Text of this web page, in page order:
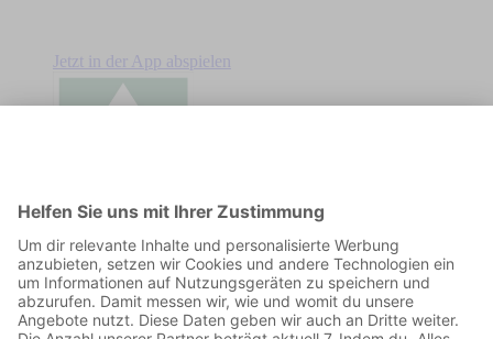
Jetzt in der App abspielen